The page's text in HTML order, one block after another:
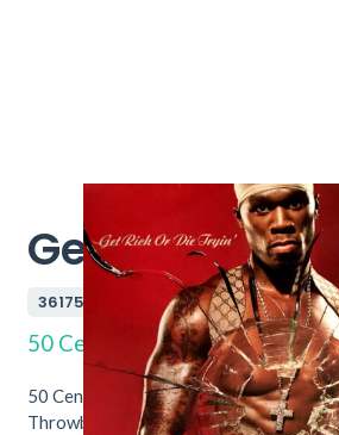
Get Rich Or
361755
50 Cent
50 Cent – Get Rich Or Die Tryin. Nu
Throwback Vintage Hifi & Vinyl.